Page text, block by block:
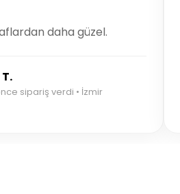
daha güzel.
sipariş verdi • İzmir